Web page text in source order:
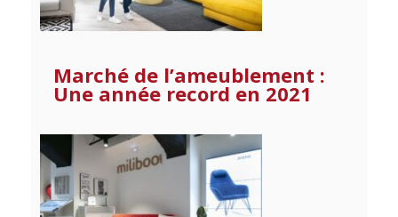
Marché de l’ameublement :
Une année record en 2021